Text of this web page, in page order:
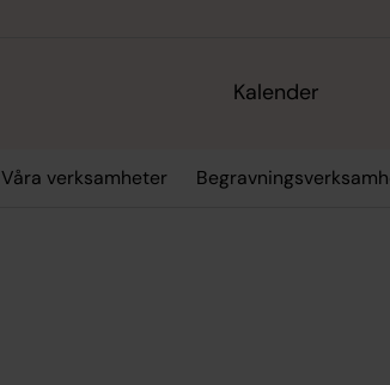
Kalender
Våra verksamheter